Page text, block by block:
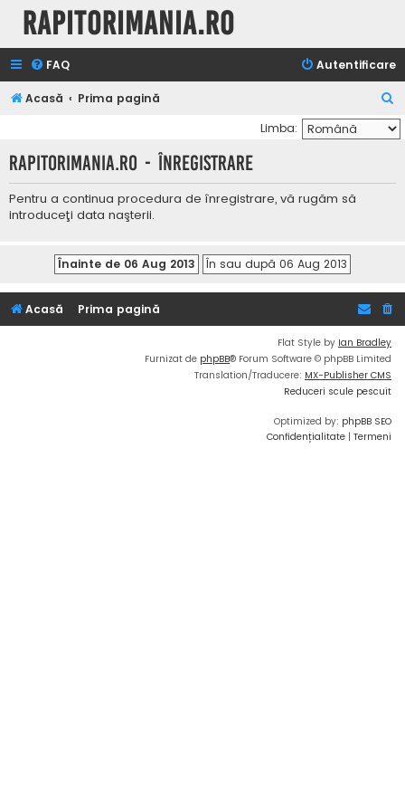
Rapitorimania.ro
FAQ Autentificare
Acasă Prima pagină
ă
u
Limba:
Rapitorimania.ro - Înregistrare
Pentru a continua procedura de înregistrare, vă rugăm să
introduceţi data naşterii.
Acasă Prima pagină
Flat Style by Ian Bradley
Furnizat de phpBB® Forum Software © phpBB Limited
Translation/Traducere: MX-Publisher CMS
Reduceri scule pescuit
Optimized by: phpBB SEO
Confidențialitate | Termeni